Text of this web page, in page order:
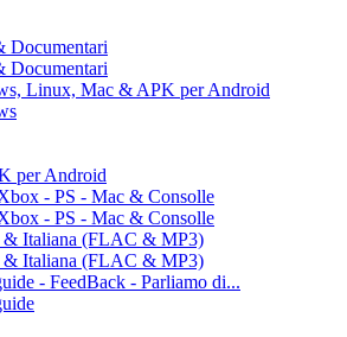
Documentari
Documentari
Linux, Mac & APK per Android
per Android
- PS - Mac & Consolle
- PS - Mac & Consolle
& Italiana (FLAC & MP3)
& Italiana (FLAC & MP3)
- FeedBack - Parliamo di...